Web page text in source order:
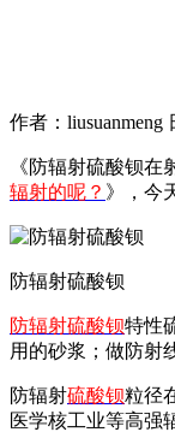
作者：
《防辐射硫酸钡
辐射的呢？ 》，今
防辐射硫酸钡
防辐射硫酸钡特性
用的砂浆；做防射
防辐射硫酸钡粒径
医学核工业等高强